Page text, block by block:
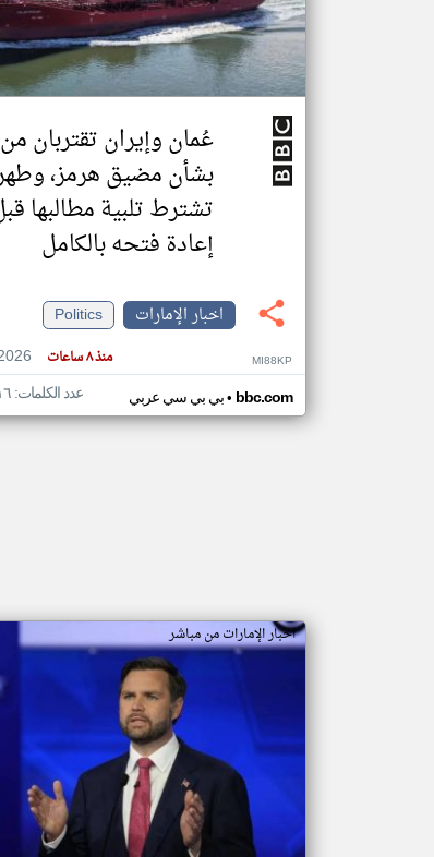
عُمان وإيران تقتربان
بشأن مضيق هرمز،
تشترط تلبية مطالبها
إعادة فتحه بالكامل
اخبار الإمارات
Politics
منذ ٨ ساعات MI88KP
بي بي سي عربي• bbc.com عدد الكلمات: ٥١٦ الصور: ٧
اخبار الإمارات من مباشر